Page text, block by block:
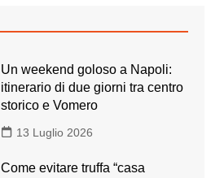
Un weekend goloso a Napoli:
itinerario di due giorni tra centro
storico e Vomero
13 Luglio 2026
Come evitare truffa “casa